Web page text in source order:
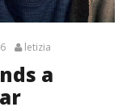
letizia
a